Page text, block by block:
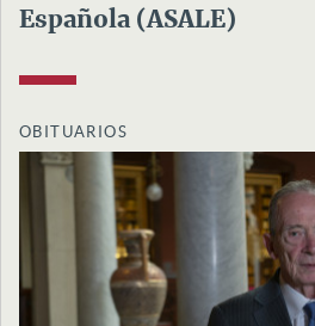
Española (ASALE)
OBITUARIOS